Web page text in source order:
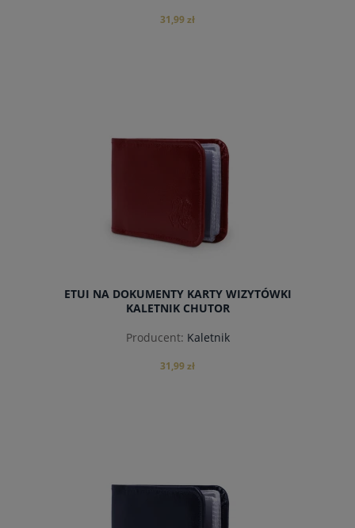
31,99 zł
ETUI NA DOKUMENTY KARTY WIZYTÓWKI
KALETNIK CHUTOR
Producent: Kaletnik
31,99 zł